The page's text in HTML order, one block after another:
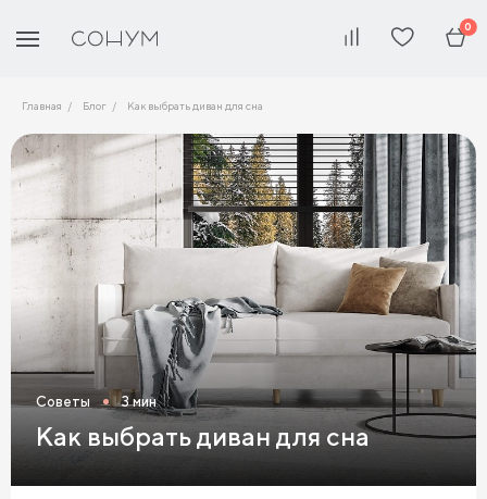
0
Главная Блог Как выбрать диван для сна
Советы 3 мин
Как выбрать диван для сна